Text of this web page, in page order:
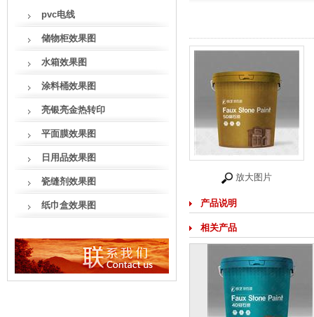
pvc电线
储物柜效果图
水箱效果图
涂料桶效果图
亮银亮金热转印
平面膜效果图
日用品效果图
瓷缝剂效果图
纸巾盒效果图
放大图片
产品说明
相关产品